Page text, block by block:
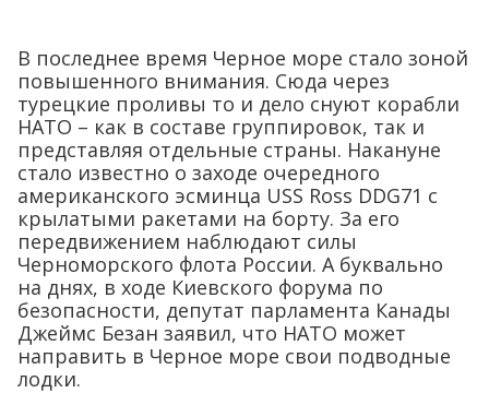
В последнее время Черное море стало зоной
повышенного внимания. Сюда через
турецкие проливы то и дело снуют корабли
НАТО – как в составе группировок, так и
представляя отдельные страны. Накануне
стало известно о заходе очередного
американского эсминца USS Ross DDG71 с
крылатыми ракетами на борту. За его
передвижением наблюдают силы
Черноморского флота России. А буквально
на днях, в ходе Киевского форума по
безопасности, депутат парламента Канады
Джеймс Безан заявил, что НАТО может
направить в Черное море свои подводные
лодки.